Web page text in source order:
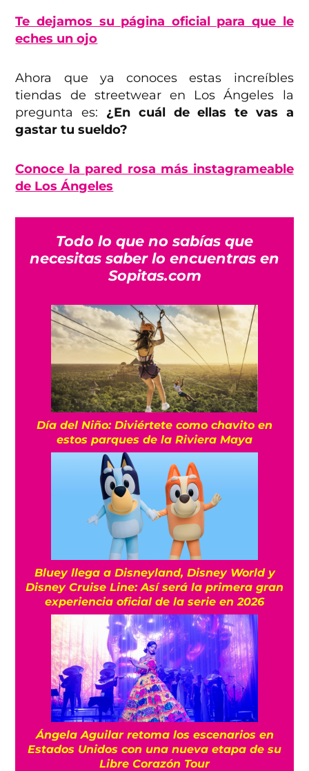
Te dejamos su página oficial para que le
eches un ojo
Ahora que ya conoces estas increíbles
tiendas de streetwear en Los Ángeles la
pregunta es: ¿En cuál de ellas te vas a
gastar tu sueldo?
Conoce la pared rosa más instagrameable
de Los Ángeles
Todo lo que no sabías que
necesitas saber lo encuentras en
Sopitas.com
Día del Niño: Diviértete como chavito en
estos parques de la Riviera Maya
Bluey llega a Disneyland, Disney World y
Disney Cruise Line: Así será la primera gran
experiencia oficial de la serie en 2026
Ángela Aguilar retoma los escenarios en
Estados Unidos con una nueva etapa de su
Libre Corazón Tour